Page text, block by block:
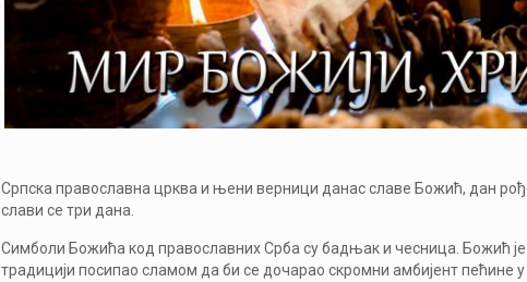
Српска православна црква и њени верници данас славе Божић, дан
слави се три дана.
Симболи Божића код православних Срба су бадњак и чесница. Божић
традицији посипао сламом да би се дочарао скромни амбијент пећине у